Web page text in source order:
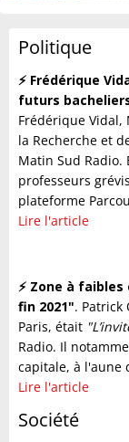
Politique
⚡️ Frédérique
futurs
Frédérique
la Recherche et
Matin Sud Radio.
professeurs
plateforme
Lire l'article
⚡️ Zone à
fin 2021".
Paris, était
Radio. Il
capitale, à l'aune
Lire l'article
Société